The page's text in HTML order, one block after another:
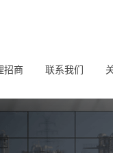
招商 联系我们